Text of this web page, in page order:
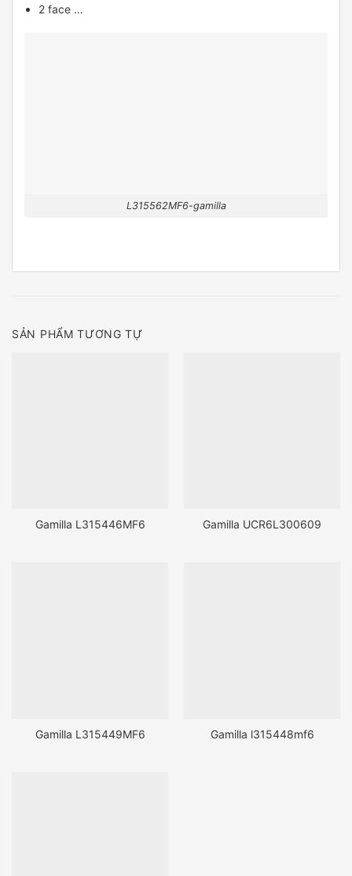
2 face …
L315562MF6-gamilla
SẢN PHẨM TƯƠNG TỰ
Gamilla L315446MF6 Gamilla UCR6L300609
Gamilla L315449MF6 Gamilla l315448mf6